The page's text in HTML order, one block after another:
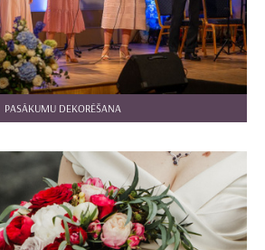
PASĀKUMU DEKORĒŠANA